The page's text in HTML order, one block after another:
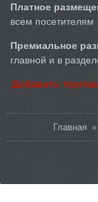
Платное
всем посетителям
Премиальное
главной и в
Добавить
Главная »